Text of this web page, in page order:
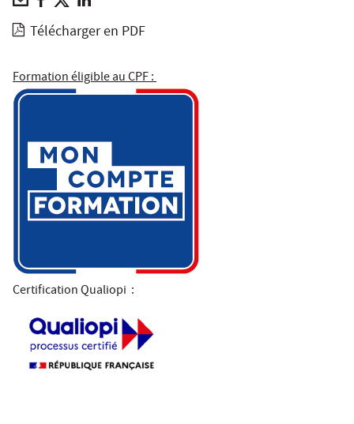
Télécharger en PDF
Formation éligible au CPF :
Certification Qualiopi :